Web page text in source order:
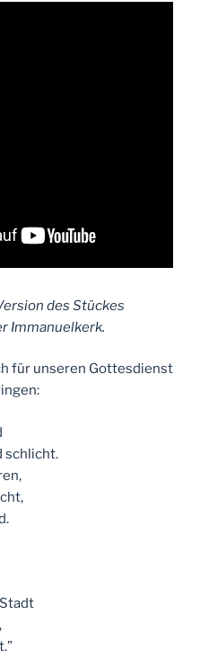
des Stückes
Immanuelkerk.
für unseren Gottesdienst
schlicht.